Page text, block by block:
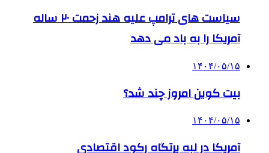
سیاست های ترامپ علیه هند زحمت ۲۰ ساله
آمریکا را به باد می دهد
۱۴۰۴/۰۵/۱۵
بیت کوین امروز چند شد؟
۱۴۰۴/۰۵/۱۵
آمریکا در لبه پرتگاه رکود اقتصادی